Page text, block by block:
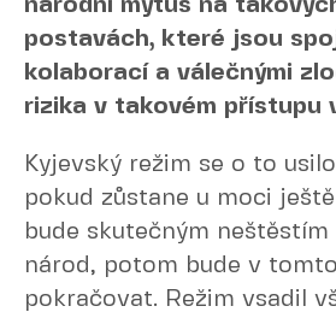
národní mýtus na
postavách, které jsou
kolaborací a válečnými
rizika v takovém přístupu
Kyjevský režim se o to
pokud zůstane u moci
bude skutečným
národ, potom bude v
pokračovat. Režim vsadil